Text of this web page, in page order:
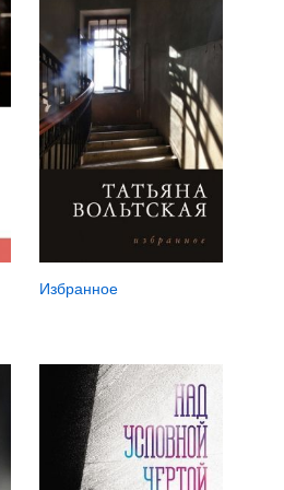
Избранное